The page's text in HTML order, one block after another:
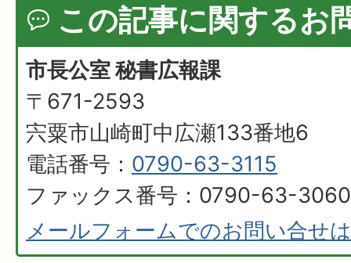
この記事に関するお
市長公室 秘書広報課
〒671-2593
宍粟市山崎町中広瀬133番地6
電話番号： 0790-63-3115
ファックス番号：0790-63-3060
メールフォームでのお問い合せ